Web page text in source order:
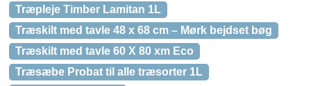
Træpleje Timber Lamitan 1L
Træskilt med tavle 48 x 68 cm – Mørk bejdset bøg
Træskilt med tavle 60 X 80 xm Eco
Træsæbe Probat til alle træsorter 1L